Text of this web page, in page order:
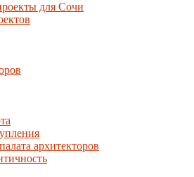
для Сочи
архитекторов